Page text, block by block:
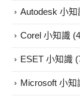
Autodesk 小知
Corel 小知識
ESET 小知識
Microsoft 小知